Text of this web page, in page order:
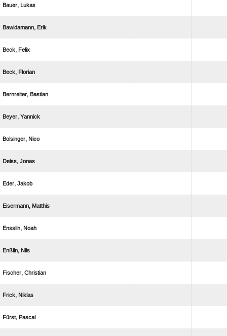
 
 
 
 
 
 
 
 
 
 
 
 
 
 
 